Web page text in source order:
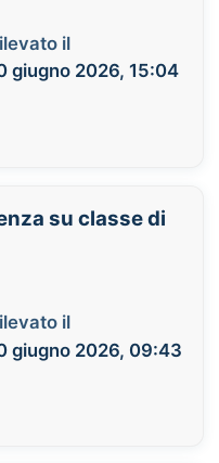
il
giugno 2026, 15:04
su classe di
il
giugno 2026, 09:43